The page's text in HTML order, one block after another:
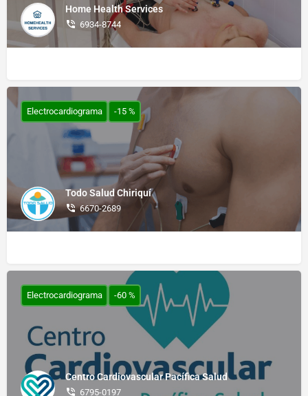
Home Health Services
6934-8744
Todo Salud Chiriquí
6670-2689
Electrocardiograma -15 %
Centro Cardiovascular Pacífica Salud
6795-0197
Electrocardiograma -60 %